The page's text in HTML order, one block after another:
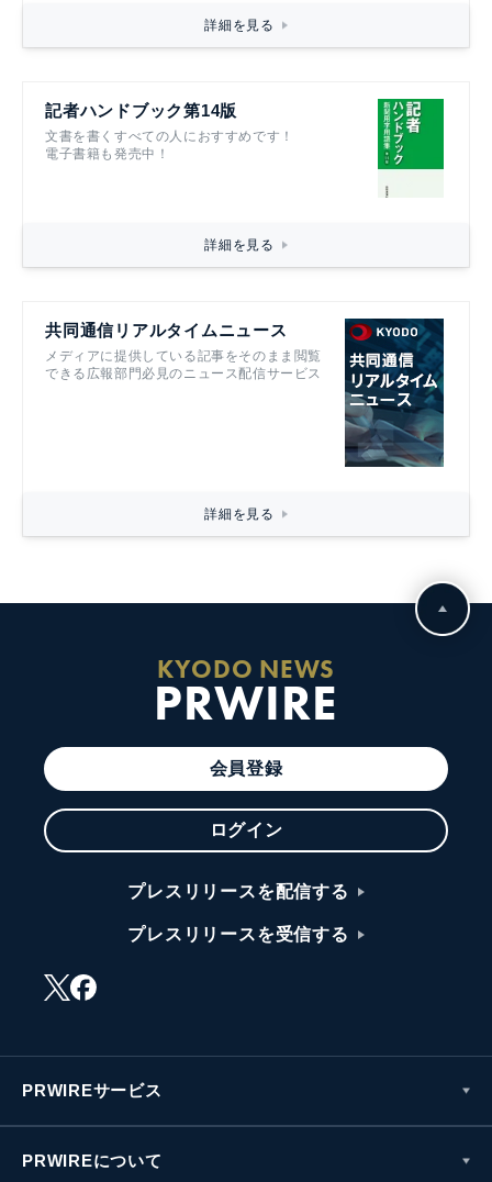
詳細を見る
記者ハンドブック第14版
文書を書くすべての人におすすめです！
電子書籍も発売中！
詳細を見る
共同通信リアルタイムニュース
メディアに提供している記事をそのまま閲覧
できる広報部門必見のニュース配信サービス
詳細を見る
KYODO NEWS
PRWIRE
会員登録
ログイン
プレスリリースを配信する
プレスリリースを受信する
PRWIREサービス
PRWIREについて